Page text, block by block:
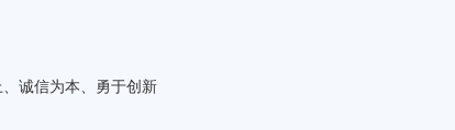
诚信为本、勇于创新